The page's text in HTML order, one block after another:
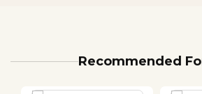
Recommended